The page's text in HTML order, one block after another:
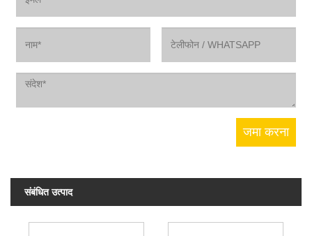
संबंधित उत्पाद